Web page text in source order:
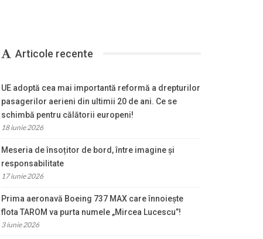
Articole recente
UE adoptă cea mai importantă reformă a drepturilor
pasagerilor aerieni din ultimii 20 de ani. Ce se
schimbă pentru călătorii europeni!
18 iunie 2026
Meseria de însoțitor de bord, între imagine și
responsabilitate
17 iunie 2026
Prima aeronavă Boeing 737 MAX care înnoiește
flota TAROM va purta numele „Mircea Lucescu”!
3 iunie 2026